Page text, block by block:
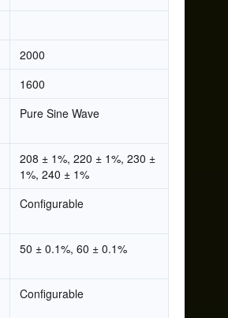
2000
1600
Pure Sine Wave
208 ± 1%, 220 ± 1%, 230 ±
1%, 240 ± 1%
Configurable
50 ± 0.1%, 60 ± 0.1%
Configurable